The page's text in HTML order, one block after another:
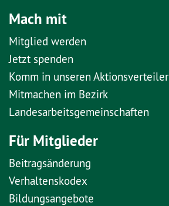
Mach mit
Mitglied werden
Jetzt spenden
Komm in unseren Aktionsverteiler
Mitmachen im Bezirk
Landesarbeitsgemeinschaften
Für Mitglieder
Beitragsänderung
Verhaltenskodex
Bildungsangebote